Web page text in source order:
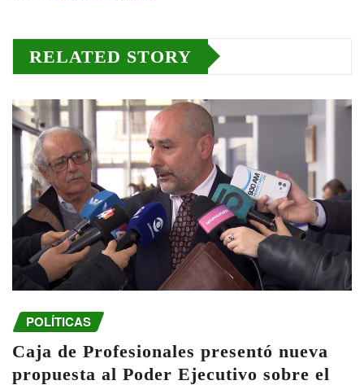
RELATED STORY
POLÍTICAS
Caja de Profesionales presentó nueva
propuesta al Poder Ejecutivo sobre el